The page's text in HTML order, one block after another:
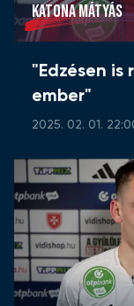
KATONA MÁTYÁS
"Edzésen
ember"
2025. 02. 01.